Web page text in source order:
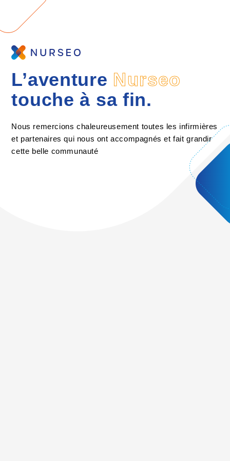
L’aventure Nurseo
touche à sa fin.
Nous remercions chaleureusement toutes les infirmières
et partenaires qui nous ont accompagnés et fait grandir
cette belle communauté